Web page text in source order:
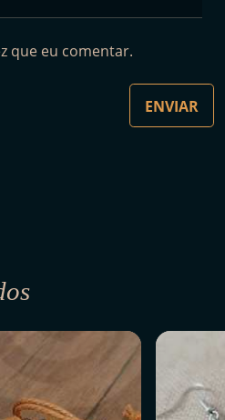
que eu comentar.